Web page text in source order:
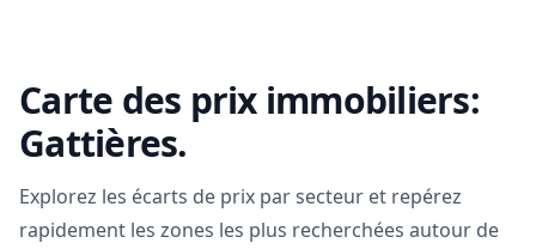
Carte des prix immobiliers:
Gattières.
Explorez les écarts de prix par secteur et repérez
rapidement les zones les plus recherchées autour de